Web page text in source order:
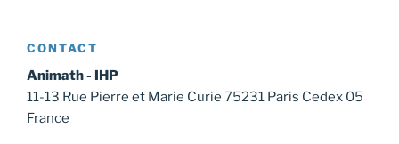
CONTACT
Animath - IHP
11-13 Rue Pierre et Marie Curie 75231 Paris Cedex 05
France